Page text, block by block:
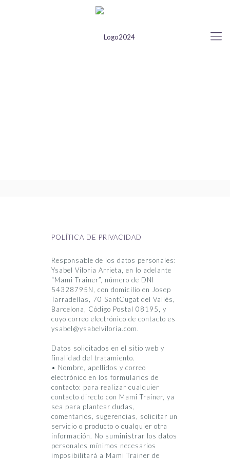
POLÍTICA DE PRIVACIDAD
Responsable de los datos personales:
Ysabel Viloria Arrieta, en lo adelante
“Mami Trainer”, número de DNI
54328795N, con domicilio en Josep
Tarradellas, 70 SantCugat del Vallès,
Barcelona, Código Postal 08195, y
cuyo correo electrónico de contacto es
ysabel@ysabelviloria.com.
Datos solicitados en el sitio web y
finalidad del tratamiento.
• Nombre, apellidos y correo
electrónico en los formularios de
contacto: para realizar cualquier
contacto directo con Mami Trainer, ya
sea para plantear dudas,
comentarios, sugerencias, solicitar un
servicio o producto o cualquier otra
información. No suministrar los datos
personales mínimos necesarios
imposibilitará a Mami Trainer de